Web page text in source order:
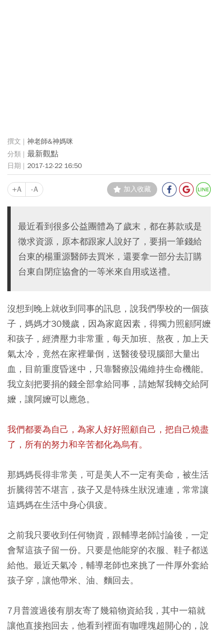
神老師&神媽咪
最新觀點
2017-12-22 16:50
+A -A 加入收藏
最近看到很多公益團體為了歲末，都在募款或是
徵求資源，原本都跟家人說好了，要捐一筆錢給
台東的楊重源醫師去買米，還要拿一部分去訂購
台東自閉症協會的一等米來自用或送禮。
沒想到晚上就收到同事的訊息，說我們學校的一個孩
子，媽媽才30幾歲，因為家庭因素，得獨力照顧阿嬤
和孩子，經濟壓力非常重，每天加班、熬夜，加上天
氣太冷，竟然在家裡暈倒，送醫後發現腦部大量出
血，目前重度昏迷中，只靠醫療設備維持生命機能。
我立刻把要捐的錢全部拿給同事，請她幫我轉交給阿
嬤，讓阿嬤可以應急。
我們都要為自己，為家人好好照顧自己，把自己燒盡
了，所有的努力和辛苦都化為烏有。
那媽媽長得非常美，可是美人不一定有美命，被生活
折騰得苦不堪言，孩子又是特殊生狀況連連，常常讓
這媽媽在生活中身心俱疲。
之前我只要收到任何物資，跟輔導老師討論後，一定
會幫這孩子留一份。只要是他能穿的衣服、鞋子都送
給他。最近天氣冷，輔導老師也來挑了一件厚外套給
孩子穿，讓他帶米、油、麵回去。
7月普渡過後有朋友寄了幾箱物資給我，其中一箱就
讓他直接抱回去，他看到裡面有咖哩塊超開心的，說